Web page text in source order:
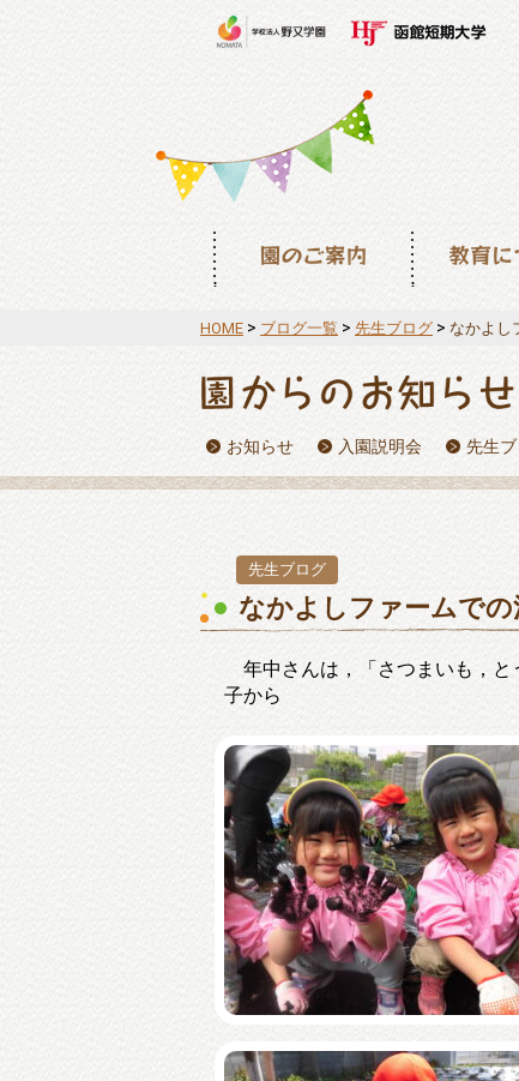
HOME > ブログ一覧 > 先生ブログ > なかよ
お知らせ 入園説明会 先生
先生ブログ
なかよしファームで
年中さんは，「さつまいも，と
子から